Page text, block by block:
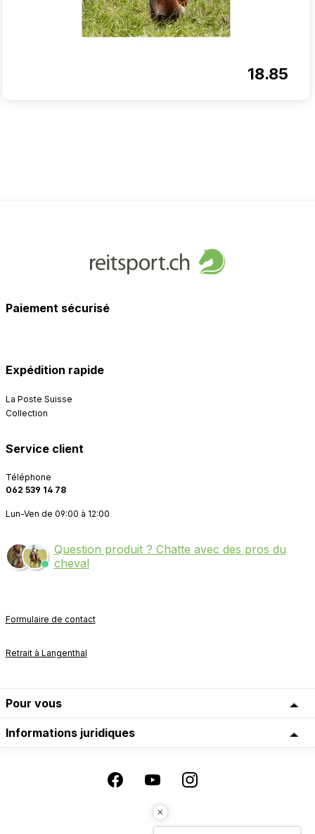
18.85
Paiement sécurisé
Expédition rapide
La Poste Suisse
Collection
Service client
Téléphone
062 539 14 78
Lun-Ven de 09:00 à 12:00
Question produit ? Chatte avec des pros du
cheval
Formulaire de contact
Retrait à Langenthal
Pour vous
Informations juridiques